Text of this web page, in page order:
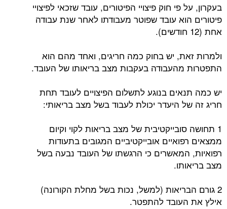
בעקרון, על פי חוק פיצויי הפיטורים, עובד שזכאי לפיצויי
פיטורים הוא עובד שפוטר מעבודתו לאחר שנת עבודה
אחת (12 חודשים).
ולמרות זאת, יש בחוק כמה חריגים, ואחד מהם הוא
התפטרות מהעבודה בעקבות מצב בריאותו של העובד.
יש כמה תנאים בנוגע לתשלום הפיצויים לעובד תחת
חריג זה של היעדר יכולת לעבוד בשל מצב בריאותי:
1 תחושה סובייקטיבית של מצב בריאות לקוי וקיום
ממצאים רפואיים אובייקטיביים המגובים בתעודות
רפואיות, המאשרים כי הרגשתו של העובד נבעה בשל
מצב בריאותו.
2 גורם הבריאות (למשל, נכות בשל מחלת הקורונה)
אילץ את העובד להתפטר.